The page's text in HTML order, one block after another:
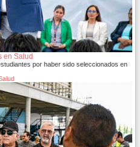
en Salud
por haber sido seleccionados en